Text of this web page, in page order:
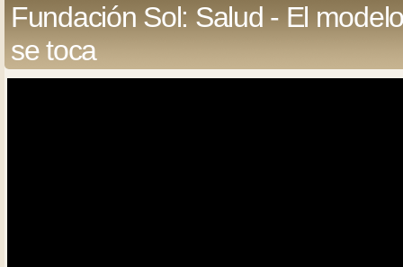
Fundación Sol: Salud - El
se toca